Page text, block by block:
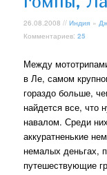
26.08.2008 //Индия »
Комментариев:25
Между
в Ле, самом
гораздо больше,
найдется все, что
навалом. Среди
аккуратненькие
немалых деньгах,
путешествующие